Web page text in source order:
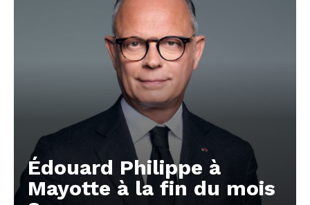
Édouard Philippe à
Mayotte à la fin du mois